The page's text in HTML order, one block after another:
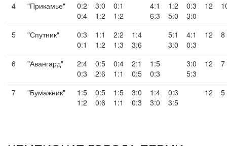
4 "Прикамье"
0:2
0:4
3:0
1:2
0:1
1:2
4:1
6:3
1:2
5:0
0:3
3:0
12
5 "Спутник"
0:3
0:1
1:1
1:2
2:2
1:3
1:4
3:6
5:1
3:0
4:1
0:3
12 8
6 "Авангард"
2:4
0:3
0:5
2:6
0:4
1:1
2:1
0:5
1:5
0:3
3:0
5:3
12 7
7 "Бумажник"
1:5
1:2
0:5
0:6
1:5
1:1
3:0
0:3
1:4
3:0
0:3
3:5
12 5